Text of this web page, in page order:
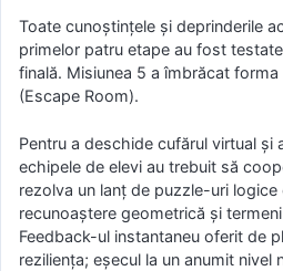
Toate cunoștințele și deprinderile
primelor patru etape au fost
finală. Misiunea 5 a îmbrăcat
(Escape Room).
Pentru a deschide cufărul virtual și
echipele de elevi au trebuit să
rezolva un lanț de puzzle-uri
recunoaștere geometrică și
Feedback-ul instantaneu oferit de
reziliența; eșecul la un anumit nivel